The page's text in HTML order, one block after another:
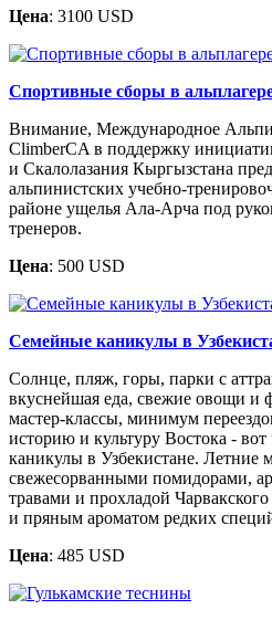
Цена: 3100 USD
Спортивные сборы в
Внимание, Международное
ClimberCA в поддержку
и Скалолазания Кыргызстана
альпинистских учебно-
районе ущелья Ала-Арча под
тренеров.
Цена: 500 USD
Семейные каникулы в
Солнце, пляж, горы, парки с
вкуснейшая еда, свежие овощи и
мастер-классы, минимум
историю и культуру Востока - вот
каникулы в Узбекистане. Летние
свежесорванными помидорами,
травами и прохладой
и пряным ароматом редких
Цена: 485 USD